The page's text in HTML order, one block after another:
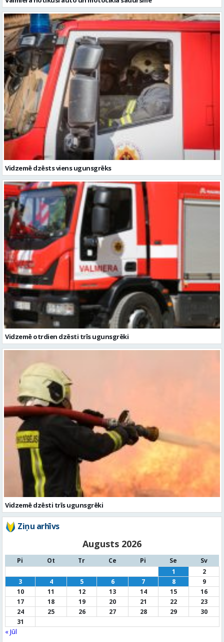
Vidzemē dzēsts viens ugunsgrēks
Vidzemē otrdien dzēsti trīs ugunsgrēki
Vidzemē dzēsti trīs ugunsgrēki
Ziņu arhīvs
Augusts 2026
Pi Ot Tr Ce Pi Se
Sv
1
2
3
4 5 6 7 8
9
10
11 12 13 14 15
16
17
18 19 20 21 22
23
24
25 26 27 28 29
30
31
« Jūl